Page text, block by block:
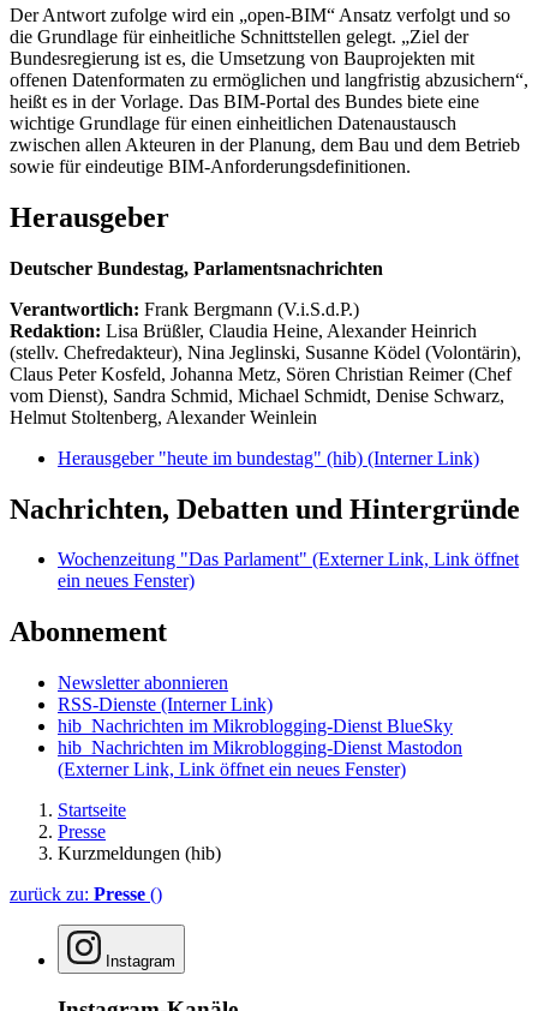
Der Antwort zufolge wird ein „open-BIM“ Ansatz verfolgt und so
die Grundlage für einheitliche Schnittstellen gelegt. „Ziel der
Bundesregierung ist es, die Umsetzung von Bauprojekten mit
offenen Datenformaten zu ermöglichen und langfristig abzusichern“,
heißt es in der Vorlage. Das BIM-Portal des Bundes biete eine
wichtige Grundlage für einen einheitlichen Datenaustausch
zwischen allen Akteuren in der Planung, dem Bau und dem Betrieb
sowie für eindeutige BIM-Anforderungsdefinitionen.
Herausgeber
Deutscher Bundestag, Parlamentsnachrichten
Verantwortlich: Frank Bergmann (V.i.S.d.P.)
Redaktion: Lisa Brüßler, Claudia Heine, Alexander Heinrich
(stellv. Chefredakteur), Nina Jeglinski, Susanne Ködel (Volontärin),
Claus Peter Kosfeld, Johanna Metz, Sören Christian Reimer (Chef
vom Dienst), Sandra Schmid, Michael Schmidt, Denise Schwarz,
Helmut Stoltenberg, Alexander Weinlein
Herausgeber "heute im bundestag" (hib) (Interner Link)
Nachrichten, Debatten und Hintergründe
Wochenzeitung "Das Parlament" (Externer Link, Link öffnet
ein neues Fenster)
Abonnement
Newsletter abonnieren
RSS-Dienste (Interner Link)
hib_Nachrichten im Mikroblogging-Dienst BlueSky
hib_Nachrichten im Mikroblogging-Dienst Mastodon
(Externer Link, Link öffnet ein neues Fenster)
Startseite
Presse
Kurzmeldungen (hib)
zurück zu: Presse ()
Instagram